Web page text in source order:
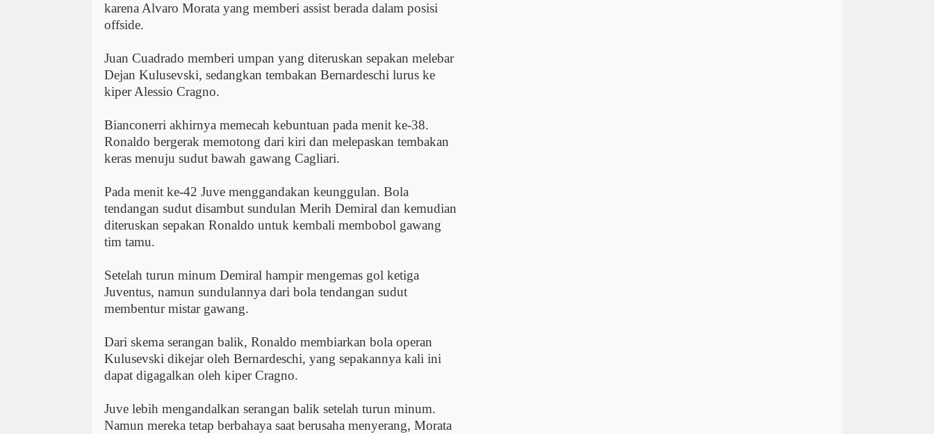
karena Alvaro Morata yang memberi assist berada dalam posisi
offside.
Juan Cuadrado memberi umpan yang diteruskan sepakan melebar
Dejan Kulusevski, sedangkan tembakan Bernardeschi lurus ke
kiper Alessio Cragno.
Bianconerri akhirnya memecah kebuntuan pada menit ke-38.
Ronaldo bergerak memotong dari kiri dan melepaskan tembakan
keras menuju sudut bawah gawang Cagliari.
Pada menit ke-42 Juve menggandakan keunggulan. Bola
tendangan sudut disambut sundulan Merih Demiral dan kemudian
diteruskan sepakan Ronaldo untuk kembali membobol gawang
tim tamu.
Setelah turun minum Demiral hampir mengemas gol ketiga
Juventus, namun sundulannya dari bola tendangan sudut
membentur mistar gawang.
Dari skema serangan balik, Ronaldo membiarkan bola operan
Kulusevski dikejar oleh Bernardeschi, yang sepakannya kali ini
dapat digagalkan oleh kiper Cragno.
Juve lebih mengandalkan serangan balik setelah turun minum.
Namun mereka tetap berbahaya saat berusaha menyerang, Morata